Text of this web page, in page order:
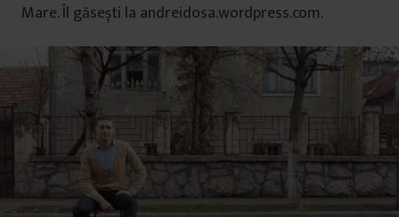
Mare. Îl găsești la andreidosa.wordpress.com.